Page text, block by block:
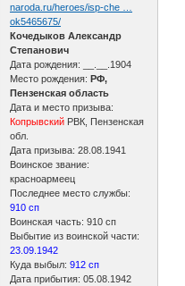
naroda.ru/heroes/isp-che …
ok5465675/
Кочедыков Александр
Степанович
Дата рождения: __.__.1904
Место рождения:РФ,
Пензенская область
Дата и место призыва:
Копрывский РВК, Пензенская
обл.
Дата призыва: 28.08.1941
Воинское звание:
красноармеец
Последнее место службы:
910 сп
Воинская часть: 910 сп
Выбытие из воинской части:
23.09.1942
Куда выбыл:912 сп
Дата прибытия: 05.08.1942